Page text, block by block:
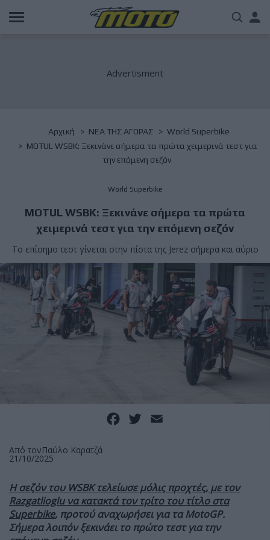
Παράκαμψη
προς
Breadcrumb
Αρχική NΕΑ ΤΗΣ ΑΓΟΡΑΣ
World Superbike
MOTUL WSBK: Ξεκινάνε σήμερα τα πρώτα χειμερινά τεστ για
την επόμενη σεζόν
World Superbike
MOTUL WSBK: Ξεκινάνε σήμερα τα πρώτα
χειμερινά τεστ για την επόμενη σεζόν
Το επίσημο τεστ γίνεται στην πίστα της Jerez σήμερα και αύριο
Facebook
Twitter
Από τονΠαύλο Καρατζά
21/10/2025
Η σεζόν του WSBK τελείωσε μόλις προχτές, με τον
Razgatlioglu να κατακτά τον τρίτο του τίτλο στα
Superbike, προτού αναχωρήσει για ταMotoGP.
Σήμερα λοιπόν ξεκινάει το πρώτο τεστ για την